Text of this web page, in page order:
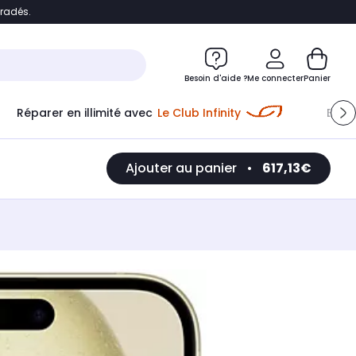
Accéder directement au chatbot
Besoin d'aide ?Me connecterPanier
Réparer en illimité avec Le Club Infinity
Ajouter au panier • 617,13€